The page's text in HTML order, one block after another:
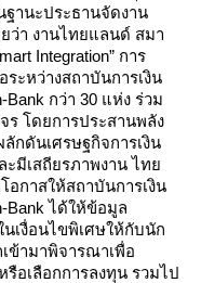
านะประธานจัดงาน
ว่า งานไทยแลนด์ สมา
Integration” การ
ระหว่างสถาบันการเงิน
กว่า 30 แห่ง ร่วม
โดยการประสานพลัง
กดันเศรษฐกิจการเงิน
ะมีเสถียรภาพงาน ไท
กาสให้สถาบันการเงิน
Bank ได้ให้ข้อมูล
เงื่อนไขพิเศษให้กับนัก
ข้ามาพิจารณาเพื่อ
อเลือกการลงทุน รวมไป